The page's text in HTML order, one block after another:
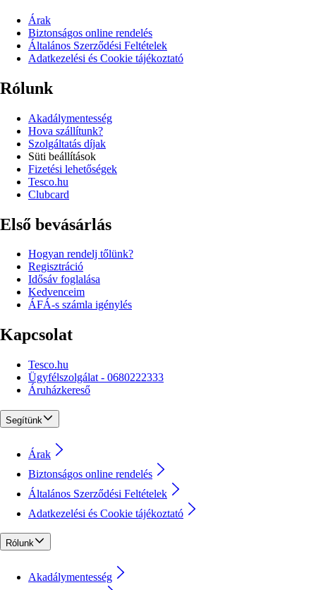
Árak
Biztonságos online rendelés
Általános Szerződési Feltételek
Adatkezelési és Cookie tájékoztató
Rólunk
Akadálymentesség
Hova szállítunk?
Szolgáltatás díjak
Süti beállítások
Fizetési lehetőségek
Tesco.hu
Clubcard
Első bevásárlás
Hogyan rendelj tőlünk?
Regisztráció
Idősáv foglalása
Kedvenceim
ÁFÁ-s számla igénylés
Kapcsolat
Tesco.hu
Ügyfélszolgálat - 0680222333
Áruházkereső
Segítünk
Árak
Biztonságos online rendelés
Általános Szerződési Feltételek
Adatkezelési és Cookie tájékoztató
Rólunk
Akadálymentesség